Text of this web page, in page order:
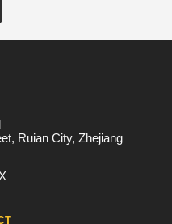
Ruian City, Zhejiang